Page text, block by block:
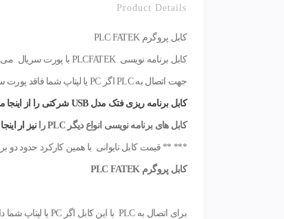
Product Details
کابل پروگرم PLC FATEK
کابل برنامه نویسی PLCFATEK با پورت سریال می باشد و ساخت فنی مهندسی آروین کنترل بوده و تست شده و با ضمانت کارکرد تحویل خریدار محترم میگردد.
جهت اتصال به PLC اگر PC یا لپتاپ شما فاقد پورت سریال است نیاز به یکعدد مبل USB به سریال خواهید داشت که از این
کابل برنامه ریزی فتک مدل USB شرکتی را از اینجا می توانید تهیه نمایید.
کابل های برنامه نویسی انواع دیگر PLC را نیز ار
*** ** قیمت کابل تایوانی با همین کارکرد حدود
کابل پروگرم PLC FATEK
برای اتصال به PLC با این کابل اگر PC یا لپتاپ شما دارای پورت سریال نمی باشد نیاز به یک کابل مبدل USB به سریال خواهید داشت که ا